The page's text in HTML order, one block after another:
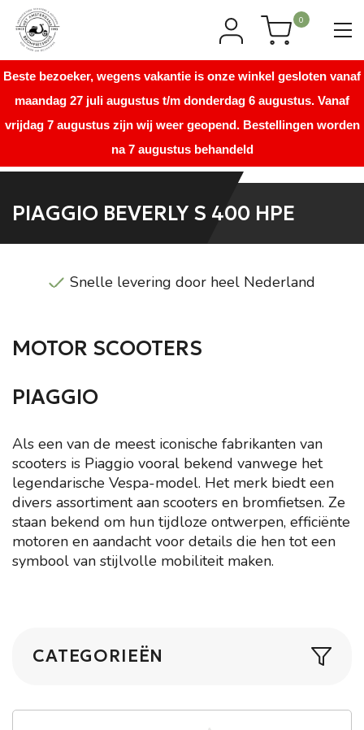
Beste bezoeker, wegens vakantie is onze winkel gesloten vanaf
maandag 27 juli augustus t/m donderdag 6 augustus. Vanaf
vrijdag 7 augustus zijn wij weer geopend. Bestellingen worden
na 7 augustus behandeld
0
PIAGGIO BEVERLY S 400 HPE
Snelle levering door heel Nederland
MOTOR SCOOTERS
PIAGGIO
Als een van de meest iconische fabrikanten van
scooters is Piaggio vooral bekend vanwege het
legendarische Vespa-model. Het merk biedt een
divers assortiment aan scooters en bromfietsen. Ze
staan bekend om hun tijdloze ontwerpen, efficiënte
motoren en aandacht voor details die hen tot een
symbool van stijlvolle mobiliteit maken.
CATEGORIEËN